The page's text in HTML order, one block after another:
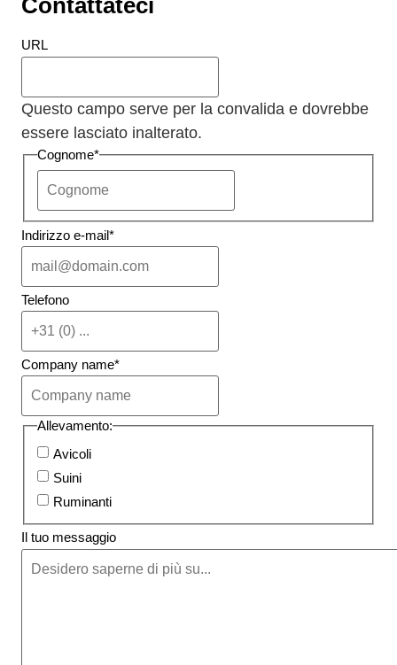
URL
Questo campo serve per la convalida e dovrebbe
essere lasciato inalterato.
Cognome*
Indirizzo e-mail*
Telefono
Company name*
Allevamento:
Avicoli
Suini
Ruminanti
Il tuo messaggio